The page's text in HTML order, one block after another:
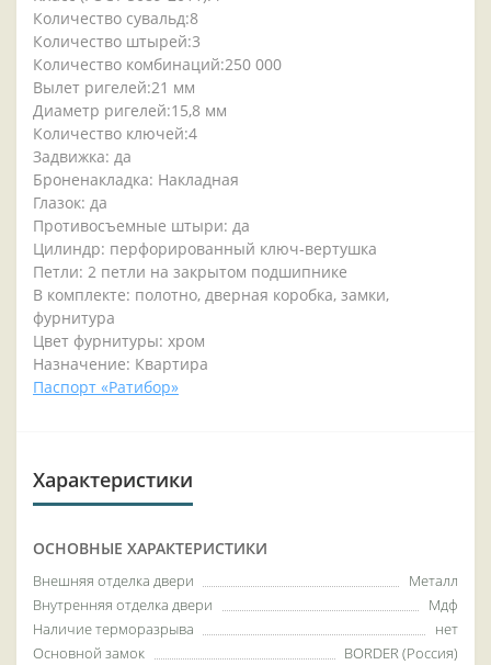
Количество сувальд:8
Количество штырей:3
Количество комбинаций:250 000
Вылет ригелей:21 мм
Диаметр ригелей:15,8 мм
Количество ключей:4
Задвижка: да
Броненакладка: Накладная
Глазок: да
Противосъемные штыри: да
Цилиндр: перфорированный ключ-вертушка
Петли: 2 петли на закрытом подшипнике
В комплекте: полотно, дверная коробка, замки,
фурнитура
Цвет фурнитуры: хром
Назначение: Квартира
Паспорт «Ратибор»
Характеристики
ОСНОВНЫЕ ХАРАКТЕРИСТИКИ
Внешняя отделка двери
Металл
Внутренняя отделка двери
Мдф
Наличие терморазрыва
нет
Основной замок
BORDER (Россия)